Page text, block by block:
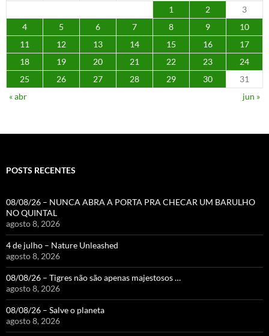
1
2
3
4
5 6 7 8 9
10
11
12 13 14 15 16
17
18
19 20 21 22 23
24
25
26 27 28 29 30
31
« abr
jun »
POSTS RECENTES
08/08/26 – NUNCA ABRA A PORTA PRA CHECAR UM BARULHO
NO QUINTAL
agosto 8, 2026
4 de julho – Nature Unleashed
agosto 8, 2026
08/08/26 – Tigres não são apenas majestosos …
agosto 8, 2026
08/08/26 – Salve o planeta
agosto 8, 2026